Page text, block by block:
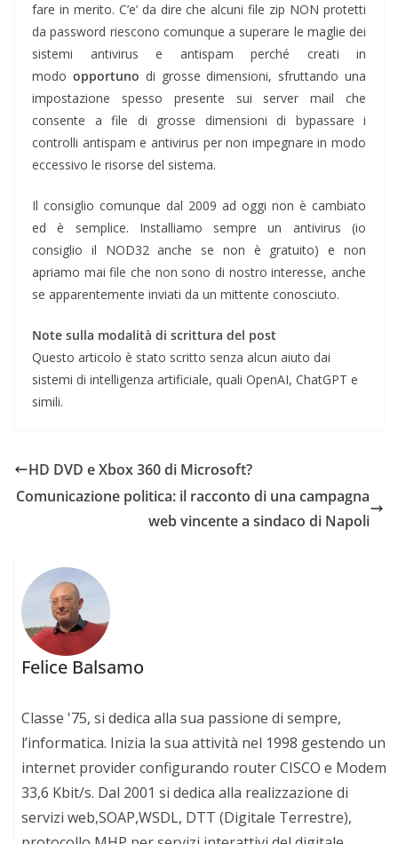
fare in merito. C’e’ da dire che alcuni file zip NON protetti
da password riescono comunque a superare le maglie dei
sistemi antivirus e antispam perché creati in
modo opportuno di grosse dimensioni, sfruttando una
impostazione spesso presente sui server mail che
consente a file di grosse dimensioni di bypassare i
controlli antispam e antivirus per non impegnare in modo
eccessivo le risorse del sistema.
Il consiglio comunque dal 2009 ad oggi non è cambiato
ed è semplice. Installiamo sempre un antivirus (io
consiglio il NOD32 anche se non è gratuito) e non
apriamo mai file che non sono di nostro interesse, anche
se apparentemente inviati da un mittente conosciuto.
Note sulla modalità di scrittura del post
Questo articolo è stato scritto senza alcun aiuto dai
sistemi di intelligenza artificiale, quali OpenAI, ChatGPT e
simili.
HD DVD e Xbox 360 di Microsoft?
Comunicazione politica: il racconto di una campagna
web vincente a sindaco di Napoli
Felice Balsamo
Classe '75, si dedica alla sua passione di sempre,
l’informatica. Inizia la sua attività nel 1998 gestendo un
internet provider configurando router CISCO e Modem
33,6 Kbit/s. Dal 2001 si dedica alla realizzazione di
servizi web,SOAP,WSDL, DTT (Digitale Terrestre),